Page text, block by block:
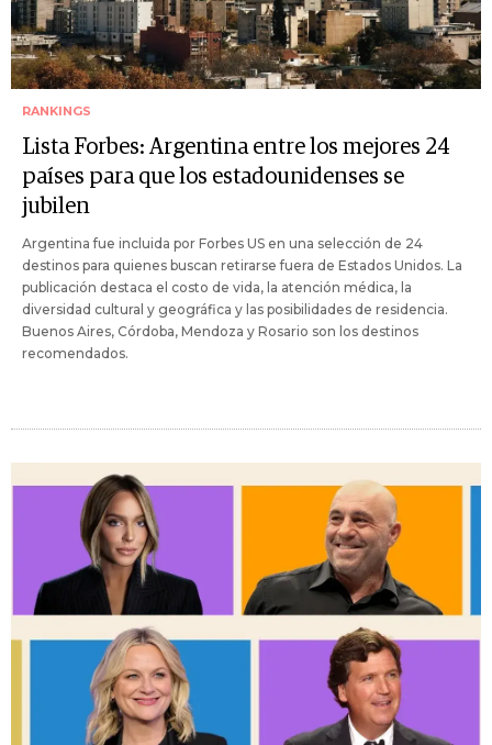
RANKINGS
Lista Forbes: Argentina entre los mejores 24
países para que los estadounidenses se
jubilen
Argentina fue incluida por Forbes US en una selección de 24
destinos para quienes buscan retirarse fuera de Estados Unidos. La
publicación destaca el costo de vida, la atención médica, la
diversidad cultural y geográfica y las posibilidades de residencia.
Buenos Aires, Córdoba, Mendoza y Rosario son los destinos
recomendados.